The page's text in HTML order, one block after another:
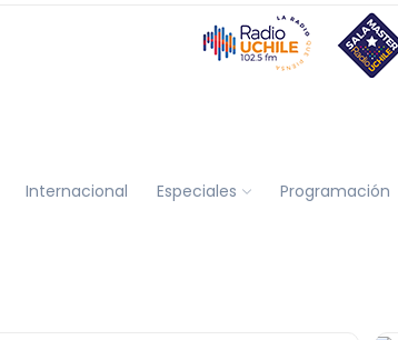
Internacional Especiales Programación